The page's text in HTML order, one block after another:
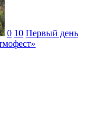
0 10 Первый день